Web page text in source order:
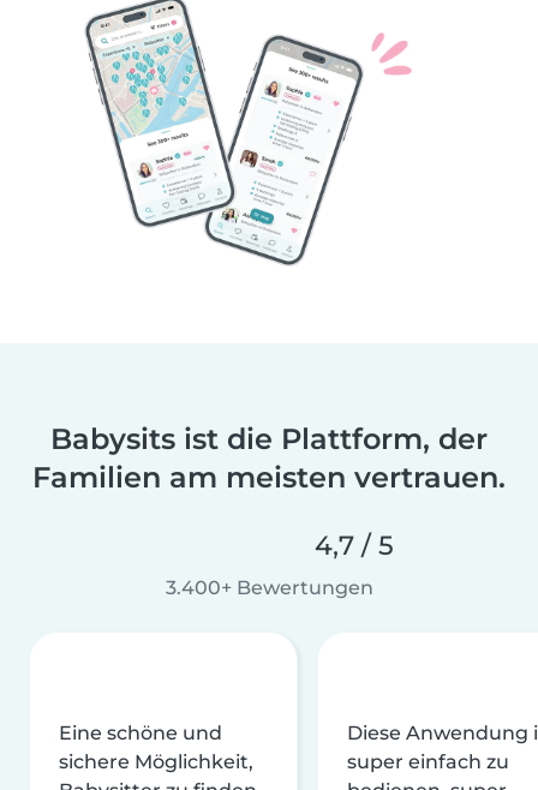
Babysits ist die Plattform, der
Familien am meisten vertrauen.
4,7 / 5
3.400+ Bewertungen
Eine schöne und
sichere Möglichkeit,
Diese Anwendung
super einfach zu